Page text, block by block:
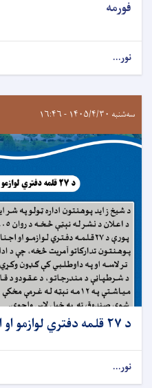
فورمه
نور...
سه‌شنبه ۱۴۰۵/۴/۳۰ - ۱۶:۴۶
د ۲۷ قلمه دفتري لوازمو او اجناسو د قرارداد خبرتيا!
نور...